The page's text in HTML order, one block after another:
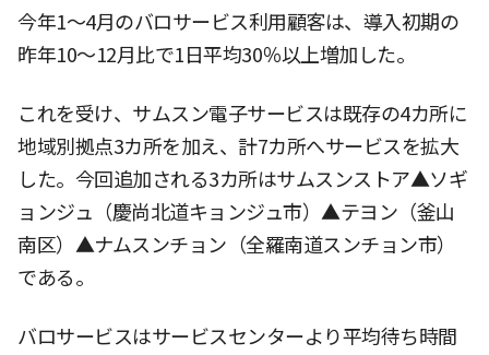
今年1〜4月のバロサービス利用顧客は、導入初期の
昨年10〜12月比で1日平均30％以上増加した。
これを受け、サムスン電子サービスは既存の4カ所に
地域別拠点3カ所を加え、計7カ所へサービスを拡大
した。今回追加される3カ所はサムスンストア▲ソギ
ョンジュ（慶尚北道キョンジュ市）▲テヨン（釜山
南区）▲ナムスンチョン（全羅南道スンチョン市）
である。
バロサービスはサービスセンターより平均待ち時間